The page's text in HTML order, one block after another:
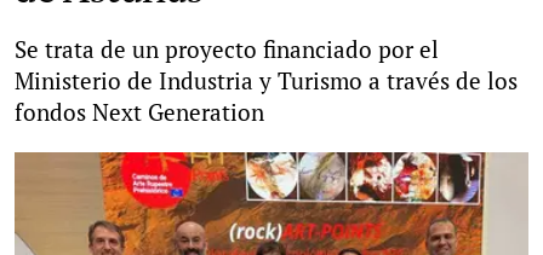
Se trata de un proyecto financiado por el
Ministerio de Industria y Turismo a través de los
fondos Next Generation